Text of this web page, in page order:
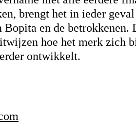
brengt het in ieder
Bopita en de betrokkenen.
hoe het merk zich
ontwikkelt.